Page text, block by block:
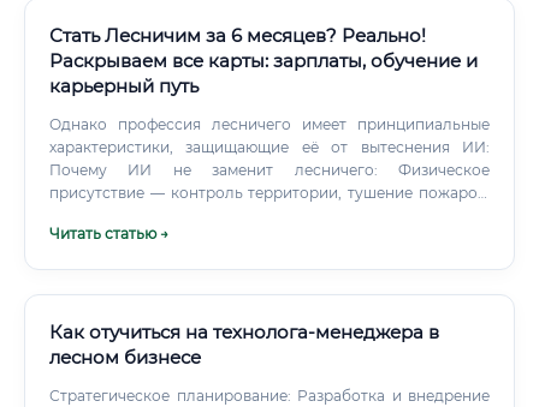
Стать Лесничим за 6 месяцев? Реально!
Раскрываем все карты: зарплаты, обучение и
карьерный путь
Однако профессия лесничего имеет принципиальные
характеристики, защищающие её от вытеснения ИИ:
Почему ИИ не заменит лесничего: Физическое
присутствие — контроль территории, тушение пожаров,
Правовые полномочия — составление актов о
действовать в неструктурированных условиях; Локальная
экспертиза — знание конкретного участка леса, его
оцифровке. Что изменится благодаря ИИ: Мониторинг
Читать статью →
Как отучиться на технолога-менеджера в
лесном бизнесе
Стратегическое планирование: Разработка и внедрение